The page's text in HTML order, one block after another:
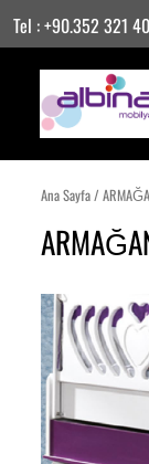
atlaTel : +90.352 321
Ana Sayfa/